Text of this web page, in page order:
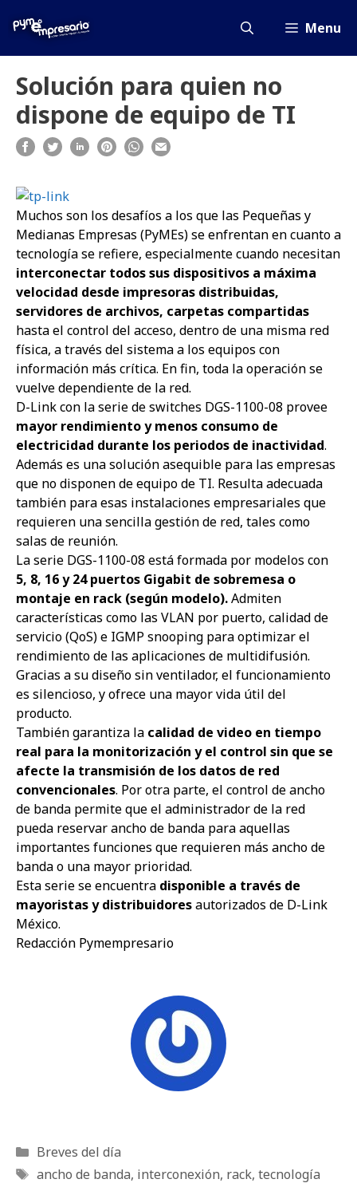
Menu
Solución para quien no
dispone de equipo de TI
Muchos son los desafíos a los que las Pequeñas y
Medianas Empresas (PyMEs) se enfrentan en cuanto a
tecnología se refiere, especialmente cuando necesitan
interconectar todos sus dispositivos a máxima
velocidad desde impresoras distribuidas,
servidores de archivos, carpetas compartidas
hasta el control del acceso, dentro de una misma red
física, a través del sistema a los equipos con
información más crítica. En fin, toda la operación se
vuelve dependiente de la red.
D-Link con laserie de switches DGS-1100-08 provee
mayor rendimiento y menos consumo de
electricidad durante los periodos de inactividad.
Además es una solución asequible para las empresas
que no disponen de equipo de TI. Resulta adecuada
también para esas instalaciones empresariales que
requieren una sencilla gestión de red, tales como
salas de reunión.
Laserie DGS-1100-08 está formada por modelos con
5, 8, 16 y 24 puertos Gigabit de sobremesa o
montaje en rack (según modelo).Admiten
características como las VLAN por puerto, calidad de
servicio (QoS) e IGMP snooping para optimizar el
rendimiento de las aplicaciones de multidifusión.
Gracias a su diseño sin ventilador, el funcionamiento
es silencioso, y ofrece una mayor vida útil del
producto.
También garantiza la calidad de video en tiempo
real para la monitorización y el control sin que se
afecte la transmisión de los datos de red
convencionales. Por otra parte, el control de ancho
de banda permite que el administrador de la red
pueda reservar ancho de banda para aquellas
importantes funciones que requieren más ancho de
banda o una mayor prioridad.
Esta serie se encuentra disponible a través de
mayoristas y distribuidoresautorizados de D-Link
México.
Redacción Pymempresario
Categorías
Breves del día
Etiquetas
ancho de banda, interconexión, rack, tecnología